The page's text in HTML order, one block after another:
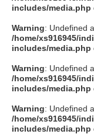
includes/media.php
Warning: Undefined
/home/xs916945/
includes/media.php
Warning: Undefined
/home/xs916945/
includes/media.php
Warning: Undefined
/home/xs916945/
includes/media.php